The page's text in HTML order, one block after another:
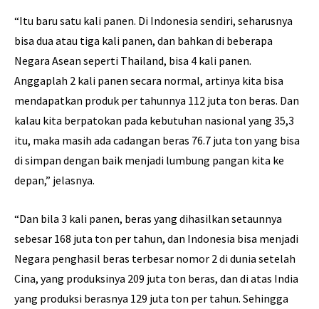
“Itu baru satu kali panen. Di Indonesia sendiri, seharusnya
bisa dua atau tiga kali panen, dan bahkan di beberapa
Negara Asean seperti Thailand, bisa 4 kali panen.
Anggaplah 2 kali panen secara normal, artinya kita bisa
mendapatkan produk per tahunnya 112 juta ton beras. Dan
kalau kita berpatokan pada kebutuhan nasional yang 35,3
itu, maka masih ada cadangan beras 76.7 juta ton yang bisa
di simpan dengan baik menjadi lumbung pangan kita ke
depan,” jelasnya.
“Dan bila 3 kali panen, beras yang dihasilkan setaunnya
sebesar 168 juta ton per tahun, dan Indonesia bisa menjadi
Negara penghasil beras terbesar nomor 2 di dunia setelah
Cina, yang produksinya 209 juta ton beras, dan di atas India
yang produksi berasnya 129 juta ton per tahun. Sehingga